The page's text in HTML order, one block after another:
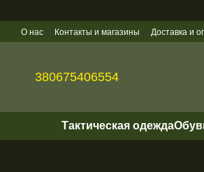
О нас Контакты и магазины Доставка и
380675406554
Тактическая одежда